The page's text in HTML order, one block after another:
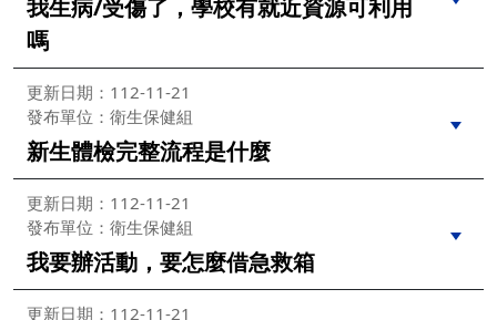
我生病/受傷了，學校有就近資源可利用
嗎
更新日期：112-11-21
發布單位：衛生保健組
新生體檢完整流程是什麼
更新日期：112-11-21
發布單位：衛生保健組
我要辦活動，要怎麼借急救箱
更新日期：112-11-21